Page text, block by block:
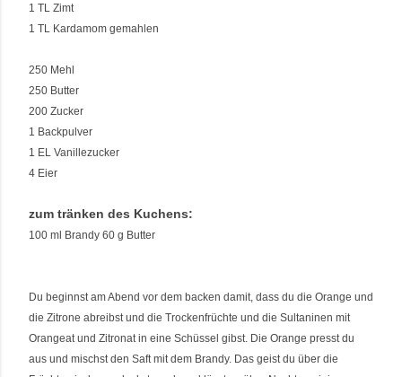
1 TL Zimt
1 TL Kardamom gemahlen
250 Mehl
250 Butter
200 Zucker
1 Backpulver
1 EL Vanillezucker
4 Eier
zum tränken des Kuchens:
100 ml Brandy 60 g Butter
Du beginnst am Abend vor dem backen damit, dass du die Orange und
die Zitrone abreibst und die Trockenfrüchte und die Sultaninen mit
Orangeat und Zitronat in eine Schüssel gibst. Die Orange presst du
aus und mischst den Saft mit dem Brandy. Das geist du über die